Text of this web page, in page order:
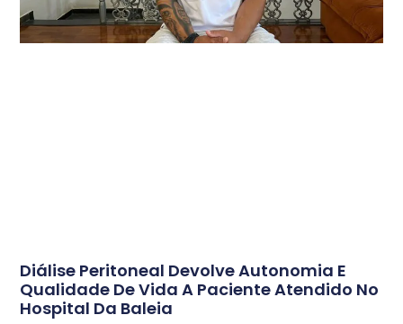
Diálise Peritoneal Devolve Autonomia E
Qualidade De Vida A Paciente Atendido No
Hospital Da Baleia